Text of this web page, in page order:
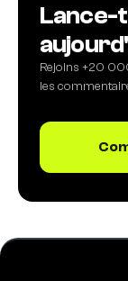
Lance-
Rejoins +20
les